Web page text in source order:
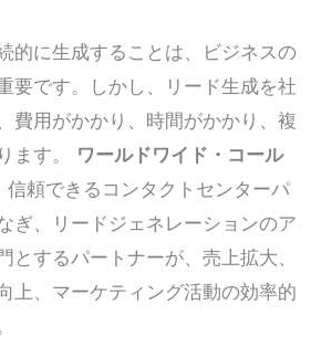
的に生成することは、ビジネスの
要です。しかし、リード生成を社
費用がかかり、時間がかかり、複
ます。
ワールドワイド・コール
信頼できるコンタクトセンターパ
ぎ、リードジェネレーションのア
とするパートナーが、売上拡大、
上、マーケティング活動の効率的